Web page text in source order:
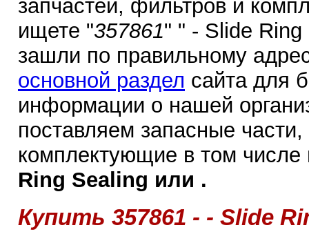
запчастей, фильтров и
ищете "357861" " - Slide
зашли по правильному
основной раздел сайта для
информации о нашей
поставляем запасные
комплектующие в том
Ring Sealing или .
Купить 357861 - - Slide